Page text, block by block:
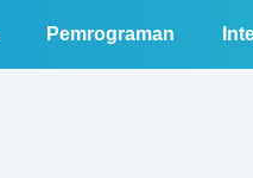
Pemrograman